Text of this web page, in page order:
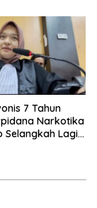
7 Tahun
Narkotika
Selangkah Lagi